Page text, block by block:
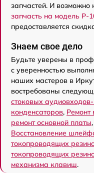
запчастей. И
запчасть на модель P-
предоставляется
Знаем свое дело
Будьте уверены в
с уверенностью
наших мастеров в
востребованы
стоковых
конденсаторов, Ремонт
ремонт основной платы,
Восстановление
токопроводящих
токопроводящих
механизма клавиш.